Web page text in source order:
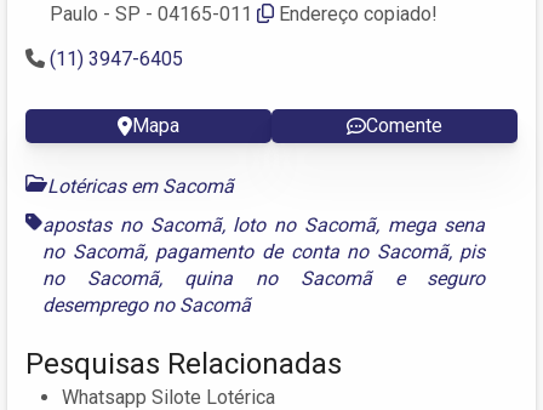
Paulo - SP - 04165-011
Endereço copiado!
(11) 3947-6405
Mapa Comente
Lotéricas em Sacomã
apostas no Sacomã, loto no Sacomã, mega sena
no Sacomã, pagamento de conta no Sacomã, pis
no Sacomã, quina no Sacomãe seguro
desemprego no Sacomã
Pesquisas Relacionadas
Whatsapp Silote Lotérica